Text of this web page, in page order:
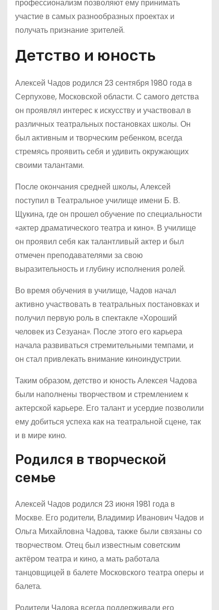
профессионализм позволяют ему принимать
участие в самых разнообразных проектах и
получать признание зрителей.
Детство и юность
Алексей Чадов родился 23 сентября 1980 года в
Серпухове, Московской области. С самого детства
он проявлял интерес к искусству и участвовал в
различных театральных постановках школы. Он
был активным и творческим ребенком, всегда
стремясь проявить себя и удивить окружающих
своими талантами.
После окончания средней школы, Алексей
поступил в Театральное училище имени Б. В.
Щукина, где он прошел обучение по специальности
«актер драматического театра и кино». В училище
он проявил себя как талантливый актер и был
отмечен преподавателями за свою
выразительность и глубину исполнения ролей.
Во время обучения в училище, Чадов начал
активно участвовать в театральных постановках и
получил первую роль в спектакле «Хороший
человек из Сезуана». После этого его карьера
начала развиваться стремительными темпами, и
он стал привлекать внимание киноиндустрии.
Таким образом, детство и юность Алексея Чадова
были наполнены творчеством и стремлением к
актерской карьере. Его талант и усердие позволили
ему добиться успеха как на театральной сцене, так
и в мире кино.
Родился в творческой
семье
Алексей Чадов родился 23 июня 1981 года в
Москве. Его родители, Владимир Иванович Чадов и
Ольга Михайловна Чадова, также были связаны со
творчеством. Отец был известным советским
актёром театра и кино, а мать работала
танцовщицей в балете Московского театра оперы и
балета.